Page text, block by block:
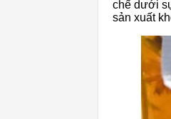
chế dưới
sản xuất